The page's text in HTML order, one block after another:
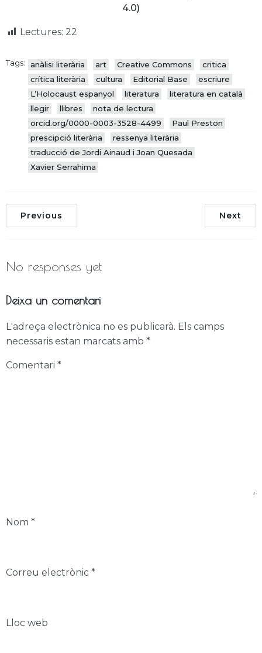
4.0)
Lectures: 22
Tags: anàlisi literària art Creative Commons
critica
crítica literària
cultura Editorial Base
escriure
L’Holocaust espanyol
literatura
literatura en català
llegir
llibres
nota de lectura
orcid.org/0000-0003-3528-4499
Paul Preston
prescipció literària
ressenya literària
traducció de Jordi Ainaud i Joan Quesada
Xavier Serrahima
Previous Next
No responses yet
Deixa un comentari
L'adreça electrònica no es publicarà. Els camps
necessaris estan marcats amb *
Comentari *
Nom *
Correu electrònic *
Lloc web